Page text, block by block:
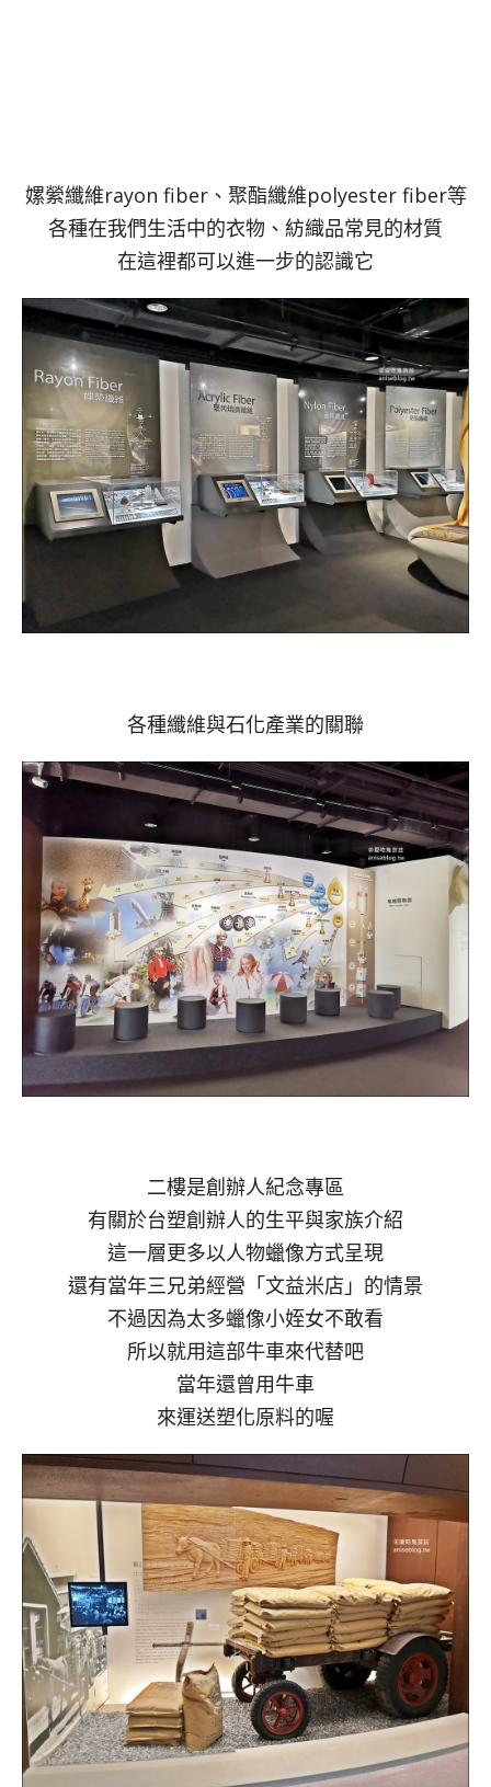
嫘縈纖維rayon fiber、聚酯纖維polyester fiber等
各種在我們生活中的衣物、紡織品常見的材質
在這裡都可以進一步的認識它
各種纖維與石化產業的關聯
二樓是創辦人紀念專區
有關於台塑創辦人的生平與家族介紹
這一層更多以人物蠟像方式呈現
還有當年三兄弟經營「文益米店」的情景
不過因為太多蠟像小姪女不敢看
所以就用這部牛車來代替吧
當年還曾用牛車
來運送塑化原料的喔